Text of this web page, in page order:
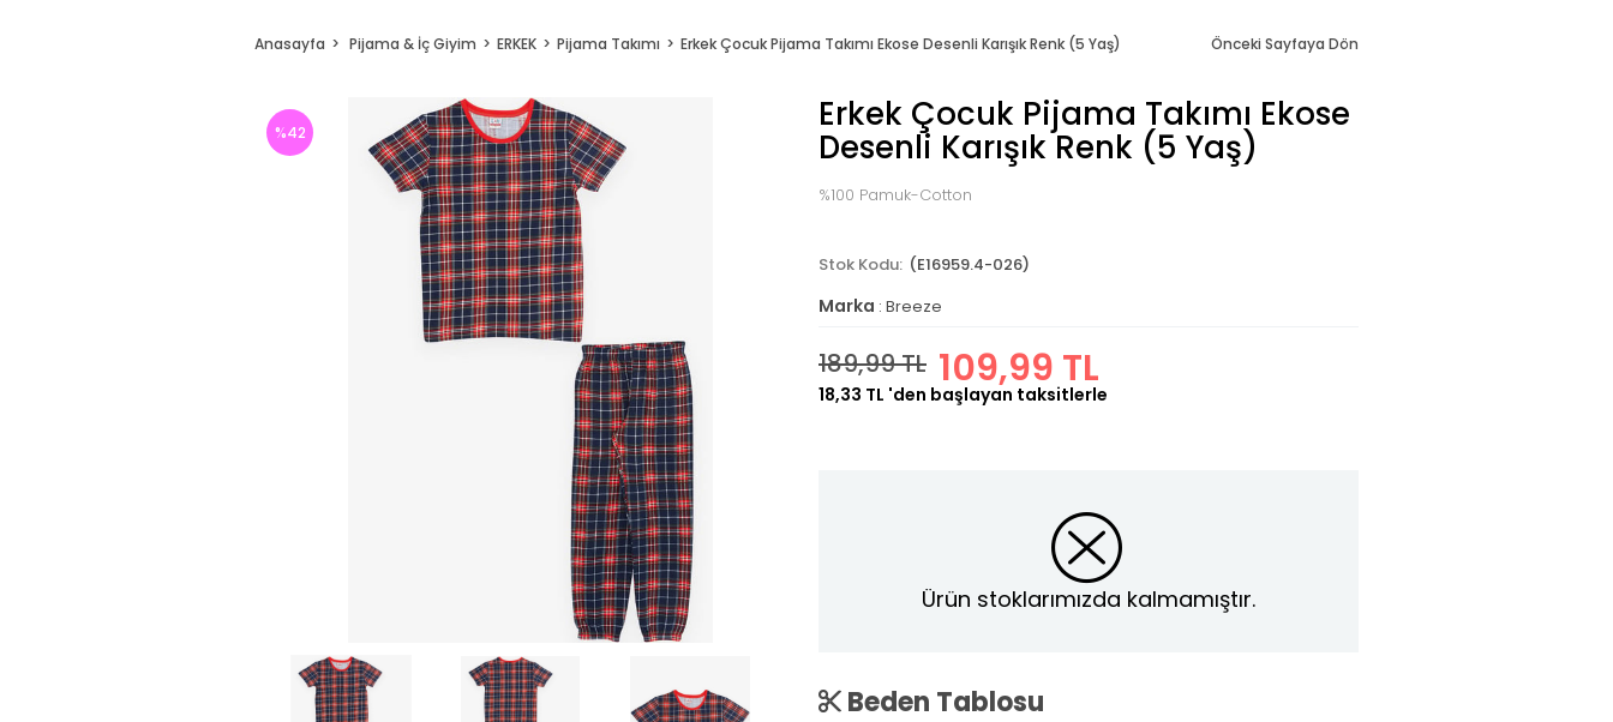
Anasayfa Pijama & İç Giyim ERKEK Pijama Takımı Erkek Çocuk Pijama Takımı Ekose Desenli Karışık Renk (5 Yaş) Önceki Sayfaya Dön
%42 Erkek Çocuk Pijama Takımı Ekose
Desenli Karışık Renk (5 Yaş)
%100 Pamuk-Cotton
(E16959.4-026)
Marka : Breeze
189,99 TL 109,99 TL
18,33 TL 'den başlayan taksitlerle
Ürün stoklarımızda kalmamıştır.
Beden Tablosu